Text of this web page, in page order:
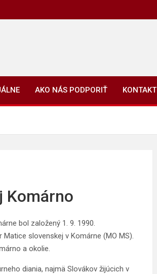
AKO NÁS PODPORIŤ KONTAKT
Komárno
bol založený 1. 9. 1990.
slovenskej v Komárne (MO MS).
a okolie.
diania, najmä Slovákov žijúcich v